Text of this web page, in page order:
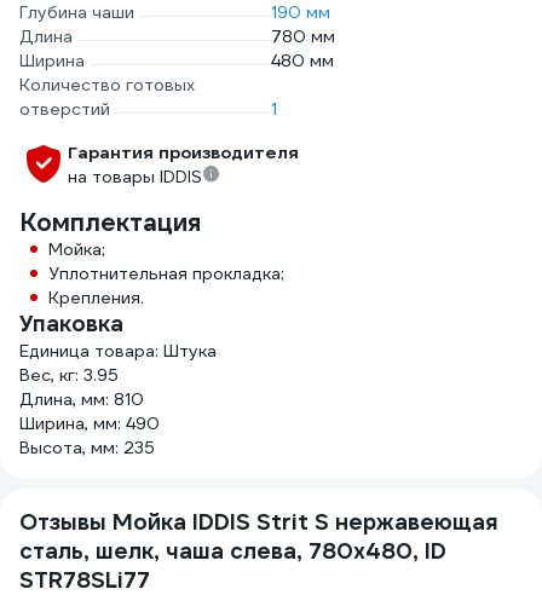
Глубина чаши
190 мм
Длина
780 мм
Ширина
480 мм
Количество готовых
отверстий
1
Гарантия производителя
на товары IDDIS
Комплектация
Мойка;
Уплотнительная прокладка;
Крепления.
Упаковка
Единица товара: Штука
Вес, кг: 3.95
Длина, мм: 810
Ширина, мм: 490
Высота, мм: 235
Отзывы Мойка IDDIS Strit S нержавеющая
сталь, шелк, чаша слева, 780x480, ID
STR78SLi77